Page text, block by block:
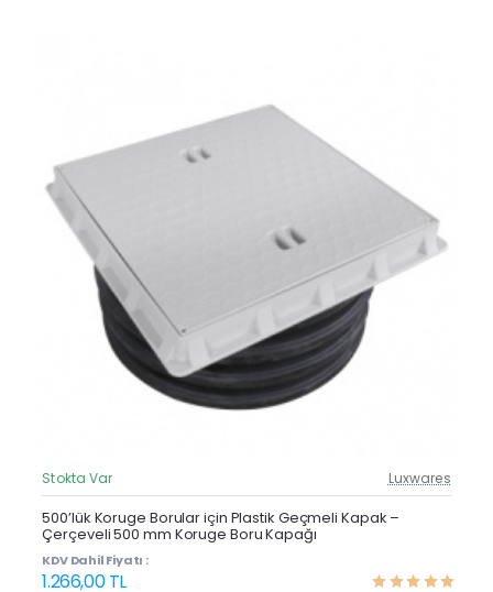
Güncel Fiyat
Stokta Var Luxwares
500’lük Koruge Borular için Plastik Geçmeli Kapak –
Çerçeveli 500 mm Koruge Boru Kapağı
KDV Dahil Fiyatı :
1.266,00 TL